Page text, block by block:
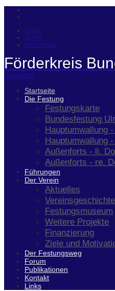
Login
Suche
Impressum
Förderkreis
Navigation
Startseite
Die Festung
Festungskarte
Bundesfestung
Hauptumwallung
Hauptumwallung
Außenforts - li.
Außenforts - re.
Führungen
Der Verein
Aktuelles
Vereinsgeschichte
Festungsmuseum
Weitere Projekte
Finanzierung
Ziele und
Der Festungsweg
Forum
Publikationen
Kontakt
Links